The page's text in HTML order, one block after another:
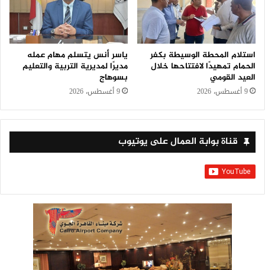
استلام المحطة الوسيطة بكفر
الحمام تمهيدًا لافتتاحها خلال
العيد القومي
9 أغسطس، 2026
ياسر أنس يتسلم مهام عمله
مديرًا لمديرية التربية والتعليم
بسوهاج
9 أغسطس، 2026
قناة بوابة العمال على يوتيوب